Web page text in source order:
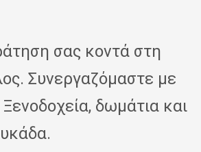
σας κοντά στη
Συνεργαζόμαστε με
δωμάτια και